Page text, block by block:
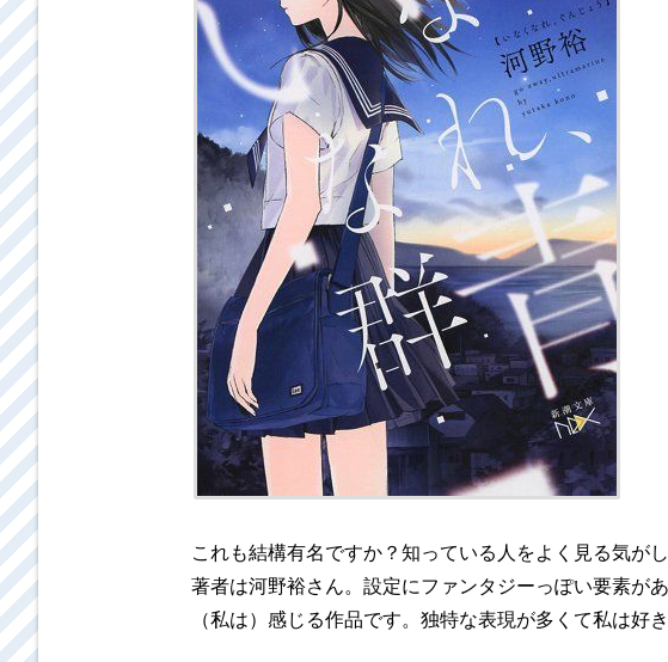
これも結構有名ですか？知っている人をよく見る気がし
著者は河野裕さん。設定にファンタジーっぽい要素が
（私は）感じる作品です。独特な表現が多くて私は好